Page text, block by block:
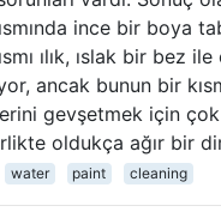
ince bir boya
ılık, ıslak bir bez
ancak bunun bir
gevşetmek için
oldukça ağır bir
water paint cleaning